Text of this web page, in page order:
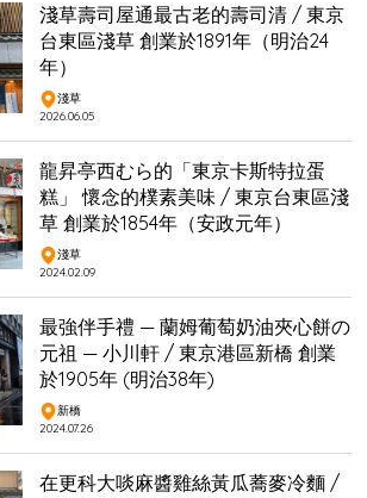
淺草壽司屋通最古老的壽司清 / 東京
台東區淺草 創業於1891年（明治24
年）
淺草
2026.06.05
龍昇亭西むら的「東京卡斯特拉蛋
糕」 懷念的樸素美味 / 東京台東區淺
草 創業於1854年（安政元年）
淺草
2024.02.09
最強伴手禮 — 蘭姆葡萄奶油夾心餅の
元祖 — 小川軒 / 東京港區新橋 創業
於1905年 (明治38年)
新橋
2024.07.26
在更科大啖麻醬雞絲黃瓜蕎麥冷麵 /